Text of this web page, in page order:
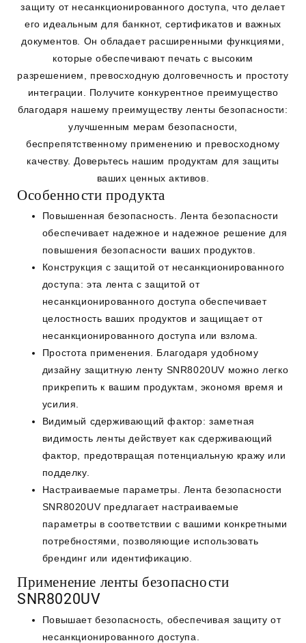
защиту от несанкционированного доступа, что делает
его идеальным для банкнот, сертификатов и важных
документов. Он обладает расширенными функциями,
которые обеспечивают печать с высоким
разрешением, превосходную долговечность и простоту
интеграции. Получите конкурентное преимущество
благодаря нашему преимуществу ленты безопасности:
улучшенным мерам безопасности,
беспрепятственному применению и превосходному
качеству. Доверьтесь нашим продуктам для защиты
ваших ценных активов.
Особенности продукта
Повышенная безопасность. Лента безопасности
обеспечивает надежное и надежное решение для
повышения безопасности ваших продуктов.
Конструкция с защитой от несанкционированного
доступа: эта лента с защитой от
несанкционированного доступа обеспечивает
целостность ваших продуктов и защищает от
несанкционированного доступа или взлома.
Простота применения. Благодаря удобному
дизайну защитную ленту SNR8020UV можно легко
прикрепить к вашим продуктам, экономя время и
усилия.
Видимый сдерживающий фактор: заметная
видимость ленты действует как сдерживающий
фактор, предотвращая потенциальную кражу или
подделку.
Настраиваемые параметры. Лента безопасности
SNR8020UV предлагает настраиваемые
параметры в соответствии с вашими конкретными
потребностями, позволяющие использовать
брендинг или идентификацию.
Применение ленты безопасности
SNR8020UV
Повышает безопасность, обеспечивая защиту от
несанкционированного доступа.